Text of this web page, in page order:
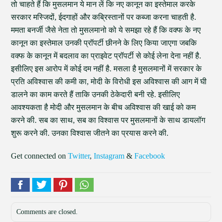
तो चाहते हैं कि मुसलमान ये मान लें कि नए कानून का इस्तेमाल करके
सरकार मस्जिदों, ईदगाहों और कब्रिस्तानों पर कब्जा करना चाहती है.
ममता बनर्जी जैसे नेता तो मुसलमानो को ये समझा रहे हैं कि वक्फ के नए
कानून का इस्तेमाल उनकी प्रॉपर्टी छीनने के लिए किया जाएगा जबकि
वक्फ के कानून में बदलाव का प्राइवेट प्रॉपर्टी से कोई लेना देना नहीं है.
इसीलिए इस आरोप में कोई दम नहीं है. मसला है मुसलमानों में सरकार के
प्रति अविश्वास की कमी का, मोदी के विरोधी इस अविश्वास की आग में घी
डालने का काम करते हैं ताकि उनकी ठेकेदारी बनी रहे. इसीलिए
आवश्यकता है मोदी और मुसलमान के बीच अविश्वास की खाई को कम
करने की. सब का साथ, सब का विश्वास पर मुसलमानों के साथ डायलॉग
शुरू करने की. उनका विश्वास जीतने का प्रयास करने की.
Get connected onTwitter,Instagram &Facebook
Comments are closed.